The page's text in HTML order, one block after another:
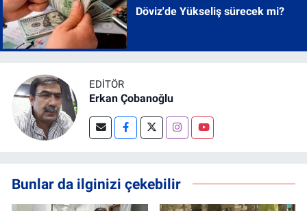
Döviz'de Yükseliş sürecek mi?
EDITÖR
Erkan Çobanoğlu
Bunlar da ilginizi çekebilir